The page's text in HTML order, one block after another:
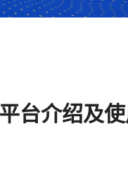
台介绍及